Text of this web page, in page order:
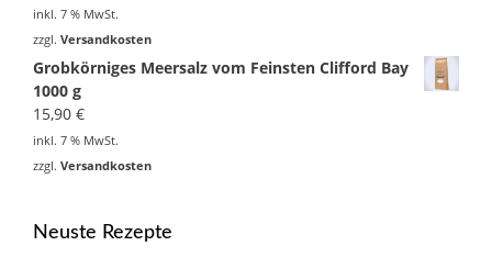
inkl. 7 % MwSt.
zzgl. Versandkosten
Grobkörniges Meersalz vom Feinsten Clifford Bay
1000 g
15,90 €
inkl. 7 % MwSt.
zzgl. Versandkosten
Neuste Rezepte